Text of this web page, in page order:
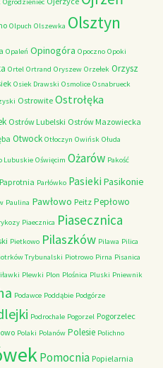
Olpuch Olszewka Olsztyn
Opaleń Opinogóra Opoczno Opoki
Ortel Ortrand Oryszew Orzełek Orzysz
Osiek Drawski Osmolice Osnabrueck
Ostrowite Ostrołęka
Ostrów Lubelski Ostrów Mazowiecka
Otwock Otłoczyn Owińsk Ołuda
Lubuskie Oświęcim Ożarów Pakość
Paprotnia Parłówko Pasieki Pasikonie
Paulina Pawłowo Peitz Pepłowo
Piaecznica Piasecznica
Pietkowo Pilaszków Pilawa Pilica
Trybunalski Piotrowo Pirna Pisanica
Plewki Plon Plośnica Pluski Pniewnik
Podawce Poddąbie Podgórze
Podrochale Pogorzel Pogorzelec
Polaki Polanów Polesie Polichno
Pomocnia Popielarnia